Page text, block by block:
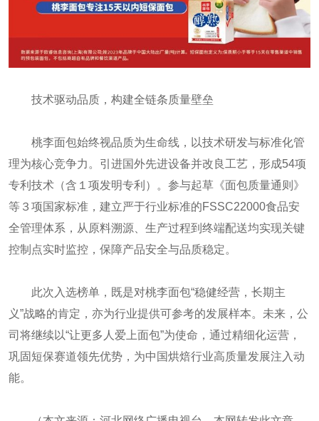
技术驱动品质，构建全链条质量壁垒
桃李面包始终视品质为生命线，以技术研发与标准化管
理为核心竞争力。引进国外先进设备并改良工艺，形成54项
专利技术（含１项发明专利）。参与起草《面包质量通则》
等３项国家标准，建立严于行业标准的FSSC22000食品安
全管理体系，从原料溯源、生产过程到终端配送均实现关键
控制点实时监控，保障产品安全与品质稳定。
此次入选榜单，既是对桃李面包“稳健经营，长期主
义”战略的肯定，亦为行业提供可参考的发展样本。未来，公
司将继续以“让更多人爱上面包”为使命，通过精细化运营，
巩固短保赛道领先优势，为中国烘焙行业高质量发展注入动
能。